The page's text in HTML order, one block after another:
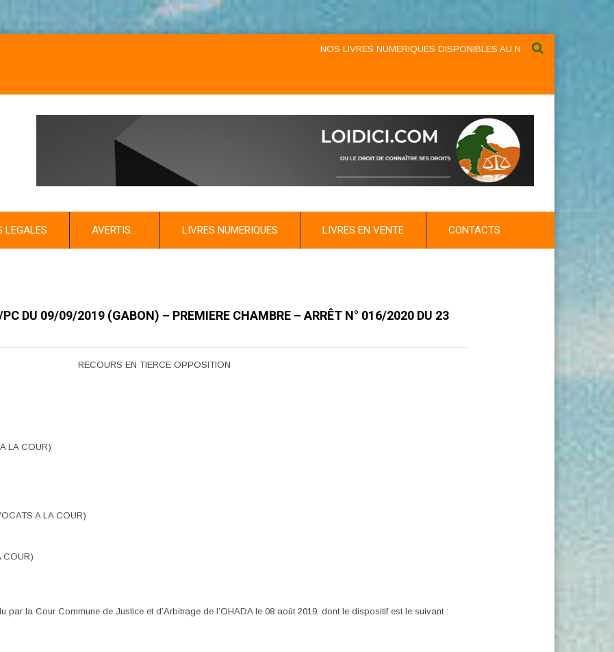
NOS LIVRES NUMERIQUES DISPONIBLES AU NIVEAU DU MENU ...NOS LIVRES
LEGALES AVERTIS… LIVRES NUMERIQUES LIVRES EN VENTE CONTACTS
DU 09/09/2019 (GABON) – PREMIERE CHAMBRE – ARRÊT N° 016/2020 DU 23
RECOURS EN TIERCE OPPOSITION
LA COUR)
A LA COUR)
COUR)
par la Cour Commune de Justice et d’Arbitrage de l’OHADA le 08 août 2019, dont le dispositif est le suivant :